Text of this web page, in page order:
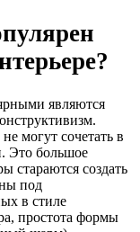
являются
могут сочетать в
Это большое
стараются создать
под
в стиле
простота формы